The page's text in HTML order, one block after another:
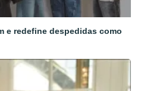
e redefine despedidas como